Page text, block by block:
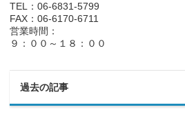
TEL：06-6831-5799
FAX：06-6170-6711
営業時間：
９：００～１８：００
過去の記事